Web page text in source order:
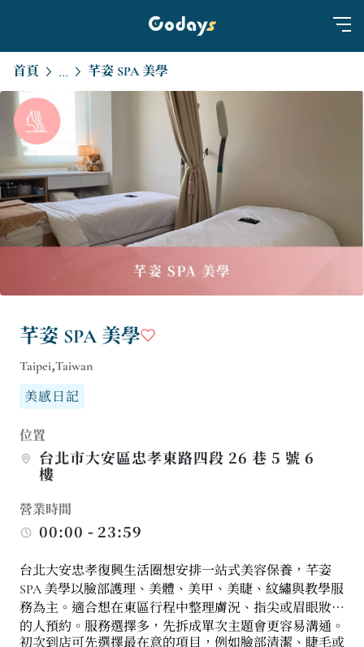
首頁 ... 芊姿 SPA 美學
芊姿 SPA 美學
Taipei,Taiwan
美感日記
位置
台北市大安區忠孝東路四段 26 巷 5 號 6
樓
營業時間
00:00 - 23:59
台北大安忠孝復興生活圈想安排一站式美容保養，芊姿
SPA 美學以臉部護理、美體、美甲、美睫、紋繡與教學服
務為主。適合想在東區行程中整理膚況、指尖或眉眼妝感
的人預約。服務選擇多，先拆成單次主題會更容易溝通。
初次到店可先選擇最在意的項目，例如臉部清潔、睫毛或